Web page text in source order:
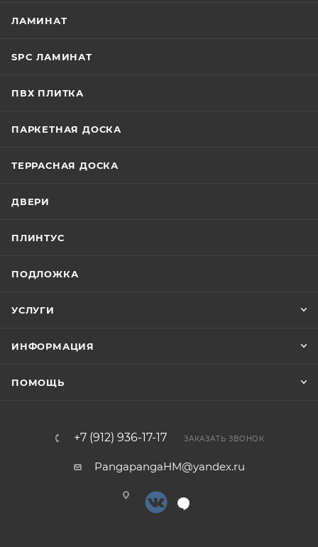
ЛАМИНАТ
SPC ЛАМИНАТ
ПВХ ПЛИТКА
ПАРКЕТНАЯ ДОСКА
ТЕРРАСНАЯ ДОСКА
ДВЕРИ
ПЛИНТУС
ПОДЛОЖКА
УСЛУГИ
ИНФОРМАЦИЯ
ПОМОЩЬ
+7 (912) 936-17-17 ЗАКАЗАТЬ ЗВОНОК
PangapangaHM@yandex.ru